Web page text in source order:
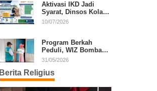
Aktivasi IKD Jadi
Syarat, Dinsos Kolaka
Sosialisasikan
10/07/2026
Program Berkah
Peduli, WIZ Bombana
Bantu Lansia dan
31/05/2026
Berita Religius